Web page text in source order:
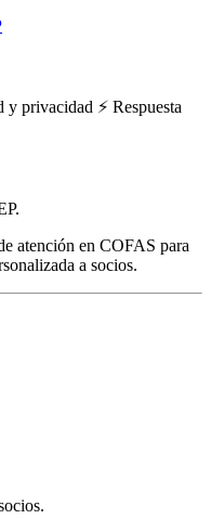
y privacidad ⚡ Respuesta
atención en COFAS para
a socios.